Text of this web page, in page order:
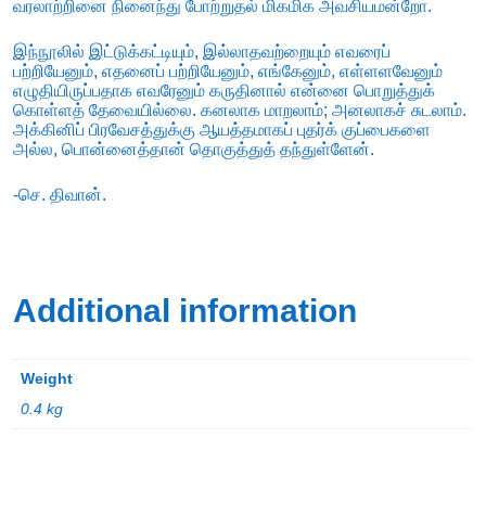
வரலாற்றினை நினைந்து போற்றுதல் மிகமிக அவசியமன்றோ.
இந்நூலில் இட்டுக்கட்டியும், இல்லாதவற்றையும் எவரைப்
பற்றியேனும், எதனைப் பற்றியேனும், எங்கேனும், எள்ளளவேனும்
எழுதியிருப்பதாக எவரேனும் கருதினால் என்னை பொறுத்துக்
கொள்ளத் தேவையில்லை. கனலாக மாறலாம்; அனலாகச் சுடலாம்.
அக்கினிப் பிரவேசத்துக்கு ஆயத்தமாகப் புதர்க் குப்பைகளை
அல்ல, பொன்னைத்தான் தொகுத்துத் தந்துள்ளேன்.
-செ. திவான்.
Additional information
Weight
0.4 kg